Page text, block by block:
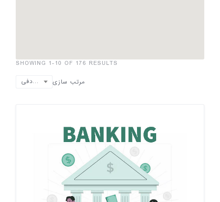
SHOWING 1-10 OF 176 RESULTS
مرتب سازی تصادفی